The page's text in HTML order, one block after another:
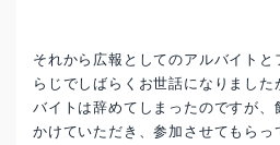
それから広報としてのアルバイト
らじでしばらくお世話になりまし
バイトは辞めてしまったのですが
かけていただき、参加させてもらっ